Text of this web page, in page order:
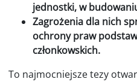
jednostki, w
Zagrożenia dla nich
ochrony praw
członkowskich.
To najmocniejsze tezy